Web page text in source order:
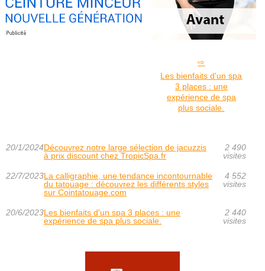
Les bienfaits d'un spa
3 places : une
expérience de spa
plus sociale.
20/1/2024Découvrez notre large sélection de jacuzzis
à prix discount chez TropicSpa.fr
2 490
visites
22/7/2023La calligraphie, une tendance incontournable
du tatouage : découvrez les différents styles
sur Cointatouage.com
4 552
visites
20/6/2023Les bienfaits d'un spa 3 places : une
expérience de spa plus sociale.
2 440
visites